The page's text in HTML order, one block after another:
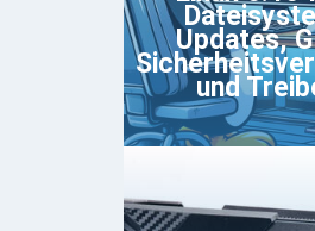
Updates,
und